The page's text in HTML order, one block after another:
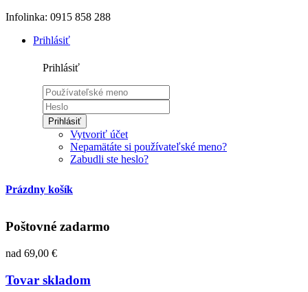
Infolinka: 0915 858 288
Prihlásiť
Prihlásiť
Prihlásiť
Vytvoriť účet
Nepamätáte si používateľské meno?
Zabudli ste heslo?
Prázdny košík
Poštovné zadarmo
nad 69,00 €
Tovar skladom